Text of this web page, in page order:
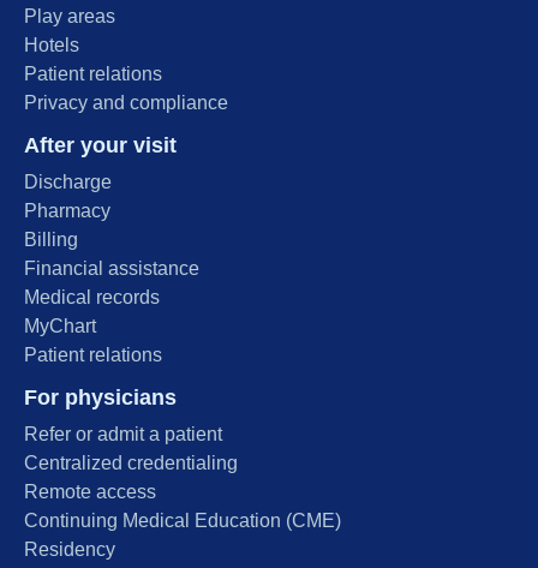
Play areas
Hotels
Patient relations
Privacy and compliance
After your visit
Discharge
Pharmacy
Billing
Financial assistance
Medical records
MyChart
Patient relations
For physicians
Refer or admit a patient
Centralized credentialing
Remote access
Continuing Medical Education (CME)
Residency